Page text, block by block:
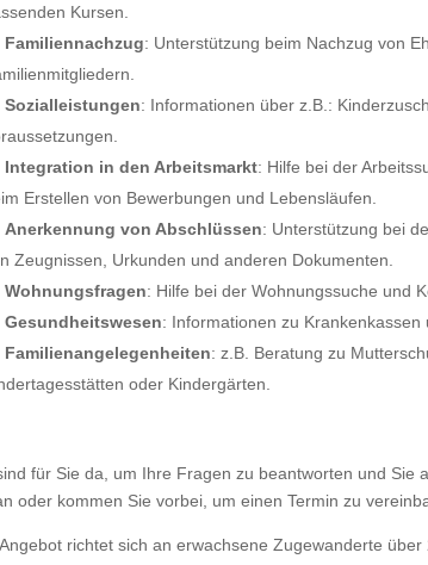
Kursen.
Familiennachzug: Unterstützung beim Nachzug von
Sozialleistungen: Informationen über z.B.:
Integration in den Arbeitsmarkt: Hilfe bei der
Erstellen von Bewerbungen und Lebensläufen.
Anerkennung von Abschlüssen: Unterstützung bei
Zeugnissen, Urkunden und anderen Dokumenten.
Wohnungsfragen: Hilfe bei der Wohnungssuche und
Gesundheitswesen: Informationen zu Krankenkassen
Familienangelegenheiten: z.B. Beratung zu
oder Kindergärten.
für Sie da, um Ihre Fragen zu beantworten und Sie
oder kommen Sie vorbei, um einen Termin zu
richtet sich an erwachsene Zugewanderte über